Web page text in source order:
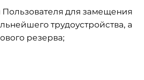
для замещения
трудоустройства, а
резерва;